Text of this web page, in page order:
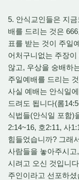
5. 안식교인들은 지
배를 드리는 것은
표를 받는 것이 주일
어처구니없는 주장
않고, 우상을 숭배하
주일예배를 드리는
사실 예배는 안식일
드려도 됩니다(롬
식법들(안식일 포함)
2:14~16, 호2:11, 사
힘들었습니까? 그래
사람들을 놓아주시
시려고 오신 것입니
주인이라고 선포하